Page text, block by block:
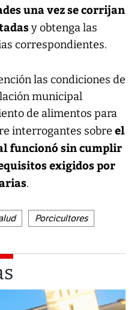
una vez se corrijan
y obtenga las
correspondientes.
las condiciones de
municipal
de alimentos para
interrogantes sobre el
funcionó sin cumplir
exigidos por
.
Porcicultores